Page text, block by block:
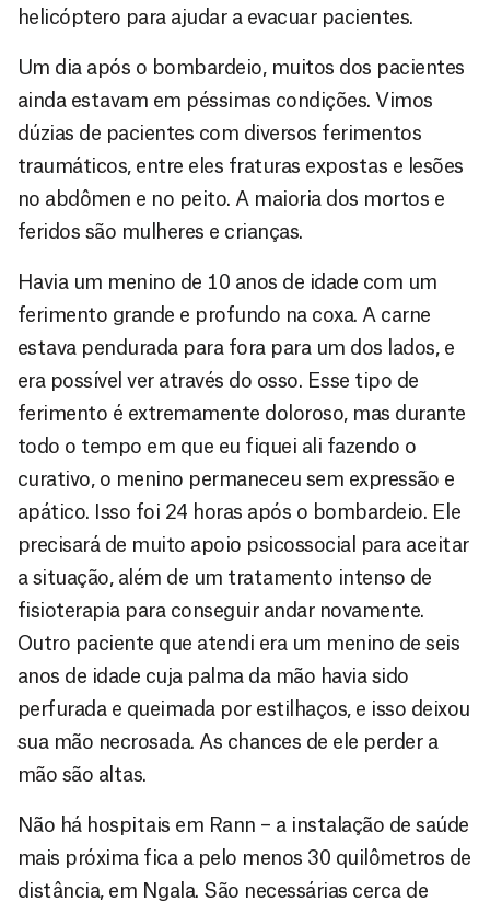
helicóptero para ajudar a evacuar pacientes.
Um dia após o bombardeio, muitos dos pacientes
ainda estavam em péssimas condições. Vimos
dúzias de pacientes com diversos ferimentos
traumáticos, entre eles fraturas expostas e lesões
no abdômen e no peito. A maioria dos mortos e
feridos são mulheres e crianças.
Havia um menino de 10 anos de idade com um
ferimento grande e profundo na coxa. A carne
estava pendurada para fora para um dos lados, e
era possível ver através do osso. Esse tipo de
ferimento é extremamente doloroso, mas durante
todo o tempo em que eu fiquei ali fazendo o
curativo, o menino permaneceu sem expressão e
apático. Isso foi 24 horas após o bombardeio. Ele
precisará de muito apoio psicossocial para aceitar
a situação, além de um tratamento intenso de
fisioterapia para conseguir andar novamente.
Outro paciente que atendi era um menino de seis
anos de idade cuja palma da mão havia sido
perfurada e queimada por estilhaços, e isso deixou
sua mão necrosada. As chances de ele perder a
mão são altas.
Não há hospitais em Rann – a instalação de saúde
mais próxima fica a pelo menos 30 quilômetros de
distância, em Ngala. São necessárias cerca de